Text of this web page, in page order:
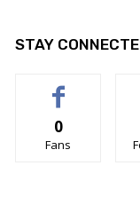
STAY
0
Fans